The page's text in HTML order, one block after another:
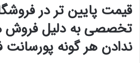
قیمت پایین تر در
تخصصی به دلیل فروش
ندادن هر گونه